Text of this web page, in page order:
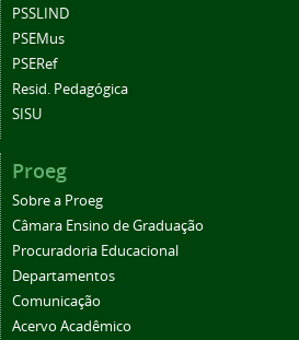
PSSLIND
PSEMus
PSERef
Resid. Pedagógica
SISU
Proeg
Sobre a Proeg
Câmara Ensino de Graduação
Procuradoria Educacional
Departamentos
Comunicação
Acervo Acadêmico